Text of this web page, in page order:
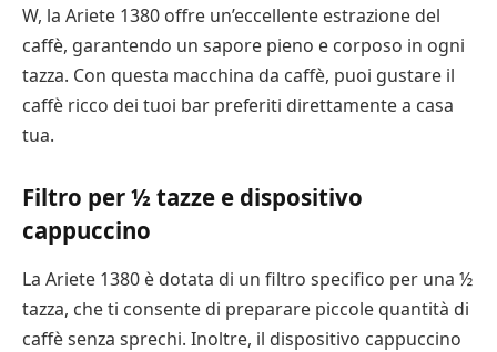
W, la Ariete 1380 offre un’eccellente estrazione del
caffè, garantendo un sapore pieno e corposo in ogni
tazza. Con questa macchina da caffè, puoi gustare il
caffè ricco dei tuoi bar preferiti direttamente a casa
tua.
Filtro per ½ tazze e dispositivo
cappuccino
La Ariete 1380 è dotata di un filtro specifico per una ½
tazza, che ti consente di preparare piccole quantità di
caffè senza sprechi. Inoltre, il dispositivo cappuccino